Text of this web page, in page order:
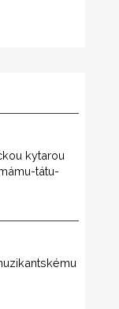
kytarou
tátu-